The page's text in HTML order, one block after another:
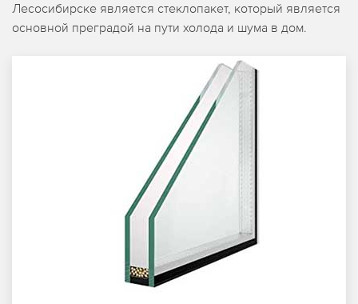
Лесосибирске является стеклопакет, который является
основной преградой на пути холода и шума в дом.